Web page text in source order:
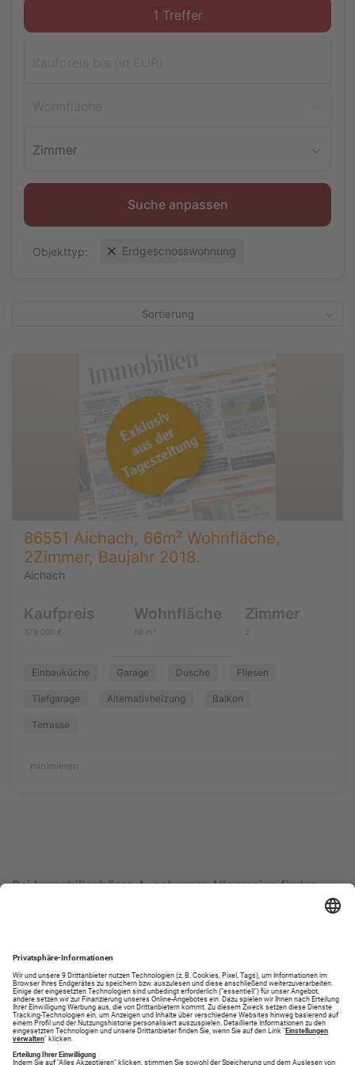
Zimmer
Suche anpassen
Objekttyp: Erdgeschosswohnung
Sortierung
86551 Aichach, 66m² Wohnfläche,
2Zimmer, Baujahr 2018.
Aichach
Kaufpreis
378.000 €
Wohnfläche
66 m²
Zimmer
2
Einbauküche Garage Dusche Fliesen
Tiefgarage Alternativheizung Balkon
Terrasse
minimieren
Bei Immobilienbörse Augsburger Allgemeine finden
Andere Objekttypen in Aichach
Wohnung zum Kaufen in Aichach